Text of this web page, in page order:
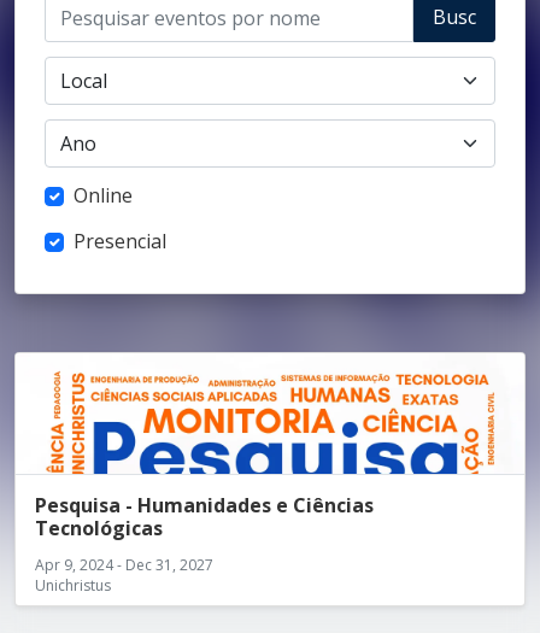
Busc
ar
Online
Presencial
Pesquisa - Humanidades e Ciências
Tecnológicas
Apr 9, 2024 - Dec 31, 2027
Unichristus